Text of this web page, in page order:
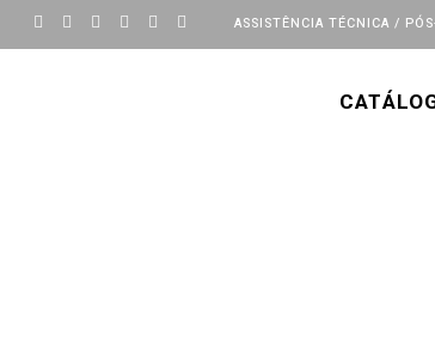
ASSISTÊNCIA TÉCNICA /